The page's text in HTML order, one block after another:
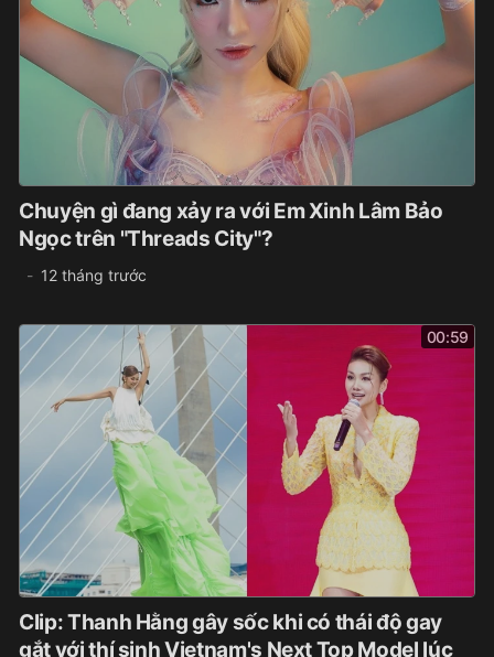
Chuyện gì đang xảy ra với Em Xinh Lâm Bảo
Ngọc trên "Threads City"?
12 tháng trước
00:59
Clip: Thanh Hằng gây sốc khi có thái độ gay
gắt với thí sinh Vietnam's Next Top Model lúc